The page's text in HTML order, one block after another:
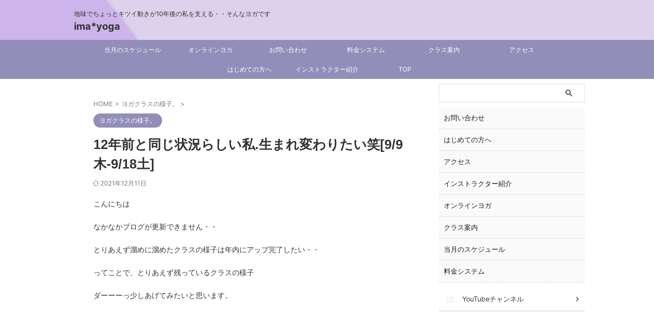
地味でちょっとキツイ動きが10年後の私を支える・・そんなヨガです
ima*yoga
当月のスケジュール オンラインヨガ お問い合わせ 料金システム クラス案内 アクセス
はじめての方へ インストラクター紹介 TOP
HOME > ヨガクラスの様子。 >
ヨガクラスの様子。
12年前と同じ状況らしい私.生まれ変わりたい笑[9/9
木-9/18土]
2021年12月11日
こんにちは
なかなかブログが更新できません・・
とりあえず溜めに溜めたクラスの様子は年内にアップ完了したい・・
ってことで、とりあえず残っているクラスの様子
ダーーーっ少しあげてみたいと思います。
お問い合わせ
はじめての方へ
アクセス
インストラクター紹介
オンラインヨガ
クラス案内
当月のスケジュール
料金システム
YouTubeチャンネル